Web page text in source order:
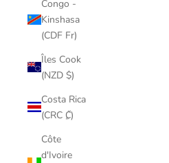
Congo -
Kinshasa
(CDF Fr)
Îles Cook
(NZD $)
Costa Rica
(CRC ₡)
Côte
d'Ivoire